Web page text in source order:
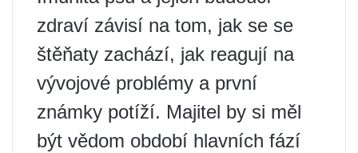
zdraví závisí na tom, jak se se
štěňaty zachází, jak reagují na
vývojové problémy a první
známky potíží. Majitel by si měl
být vědom období hlavních fází